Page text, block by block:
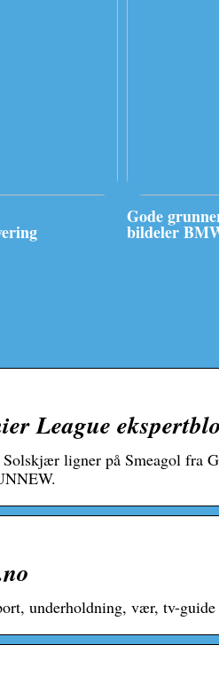
Gode
bildeler
League
ligner på Smeagol fra
underholdning, vær, tv-